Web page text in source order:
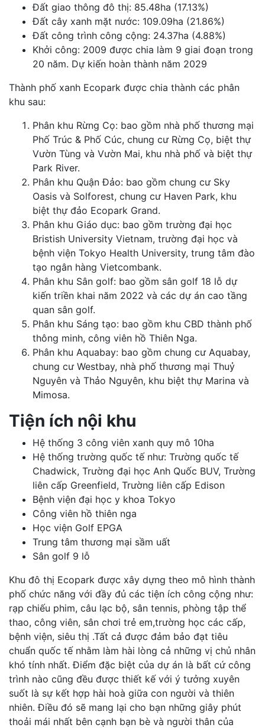
Đất giao thông đô thị: 85.48ha (17.13%)
Đất cây xanh mặt nước: 109.09ha (21.86%)
Đất công trình công cộng: 24.37ha (4.88%)
Khởi công: 2009 được chia làm 9 giai đoạn trong
20 năm. Dự kiến hoàn thành năm 2029
Thành phố xanh Ecopark được chia thành các phân
khu sau:
Phân khu Rừng Cọ: bao gồm nhà phố thương mại
Phố Trúc & Phố Cúc, chung cư Rừng Cọ, biệt thự
Vườn Tùng và Vườn Mai, khu nhà phố và biệt thự
Park River.
Phân khu Quận Đảo: bao gồm chung cư Sky
Oasis và Solforest, chung cư Haven Park, khu
biệt thự đảo Ecopark Grand.
Phân khu Giáo dục: bao gồm trường đại học
Bristish University Vietnam, trường đại học và
bệnh viện Tokyo Health University, trung tâm đào
tạo ngân hàng Vietcombank.
Phân khu Sân golf: bao gồm sân golf 18 lỗ dự
kiến triền khai năm 2022 và các dự án cao tầng
quan sân golf.
Phân khu Sáng tạo: bao gồm khu CBD thành phố
thông minh, công viên hồ Thiên Nga.
Phân khu Aquabay: bao gồm chung cư Aquabay,
chung cư Westbay, nhà phố thương mại Thuỷ
Nguyên và Thảo Nguyên, khu biệt thự Marina và
Mimosa.
Tiện ích nội khu
Hệ thống 3 công viên xanh quy mô 10ha
Hệ thống trường quốc tế như: Trường quốc tế
Chadwick, Trường đại học Anh Quốc BUV, Trường
liên cấp Greenfield, Trường liên cấp Edison
Bệnh viện đại học y khoa Tokyo
Công viên hồ thiên nga
Học viện Golf EPGA
Trung tâm thương mại sầm uất
Sân golf 9 lỗ
Khu đô thị Ecopark được xây dựng theo mô hình thành
phố chức năng với đầy đủ các tiện ích công cộng như:
rạp chiếu phim, câu lạc bộ, sân tennis, phòng tập thể
thao, công viên, sân chơi trẻ em,trường học các cấp,
bệnh viện, siêu thị .Tất cả được đảm bảo đạt tiêu
chuẩn quốc tế nhằm làm hài lòng cả những vị chủ nhân
khó tính nhất. Điểm đặc biệt của dự án là bất cứ công
trình nào cũng đều được thiết kế với ý tưởng xuyên
suốt là sự kết hợp hài hoà giữa con người và thiên
nhiên. Điều đó sẽ mang lại cho bạn những giây phút
thoải mái nhất bên cạnh bạn bè và người thân của